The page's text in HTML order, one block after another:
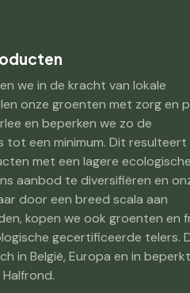
we in de kracht van lokale
onze groenten met zorg en
en beperken we zo de
tot een minimum. Dit resulteert
met een lagere ecologische
aanbod te diversifiëren en
door een breed scala aan
kopen we ook groenten en
gecertificeerde telers.
in België, Europa en in